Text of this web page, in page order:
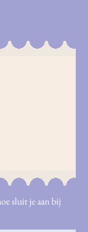
sluit je aan bij